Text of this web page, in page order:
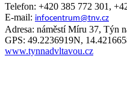
Telefon: +420 385 772 301,
E-mail: infocentrum@tnv.cz
Adresa: náměstí Míru 37, Týn
GPS: 49.2236919N,
www.tynnadvltavou.cz